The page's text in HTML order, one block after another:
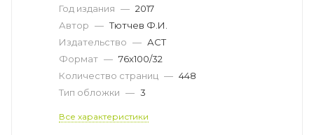
Год издания — 2017
Автор — Тютчев Ф.И.
Издательство — АСТ
Формат — 76x100/32
Количество страниц — 448
Тип обложки — 3
Все характеристики